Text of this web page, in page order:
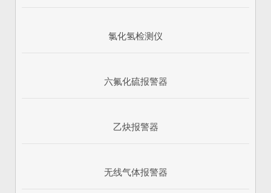
氯化氢检测仪
六氟化硫报警器
乙炔报警器
无线气体报警器